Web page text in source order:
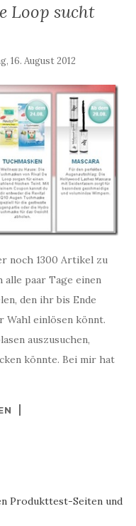
Loop sucht
16. August 2012
noch 1300 Artikel zu
alle paar Tage einen
den ihr bis Ende
Wahl einlösen könnt.
auszusuchen,
könnte. Bei mir hat